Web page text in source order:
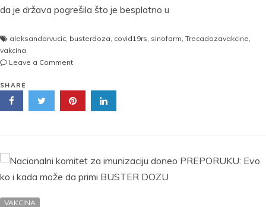
da je država pogrešila što je besplatno u
aleksandarvucic busterdoza covid19rs sinofarm Trecadozavakcine
vakcina
Leave a Commenton
TREĆU
ljude
se
SHARE
VAKCINA